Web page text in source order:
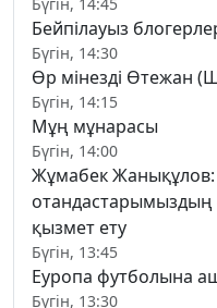
Бейпілауыз
Бүгін, 14:30
Өр мінезді Өтежан
Бүгін, 14:15
Мұң мұнарасы
Бүгін, 14:00
Жұмабек
отандастарымыздың
қызмет ету
Бүгін, 13:45
Еуропа футболына
Бүгін, 13:30